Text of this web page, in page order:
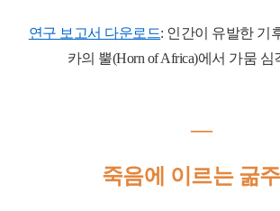
연구 보고서 다운로드: 인간이 유발한 기
카의 뿔(Horn of Africa)에서 가뭄 심
―
죽음에 이르는 굶